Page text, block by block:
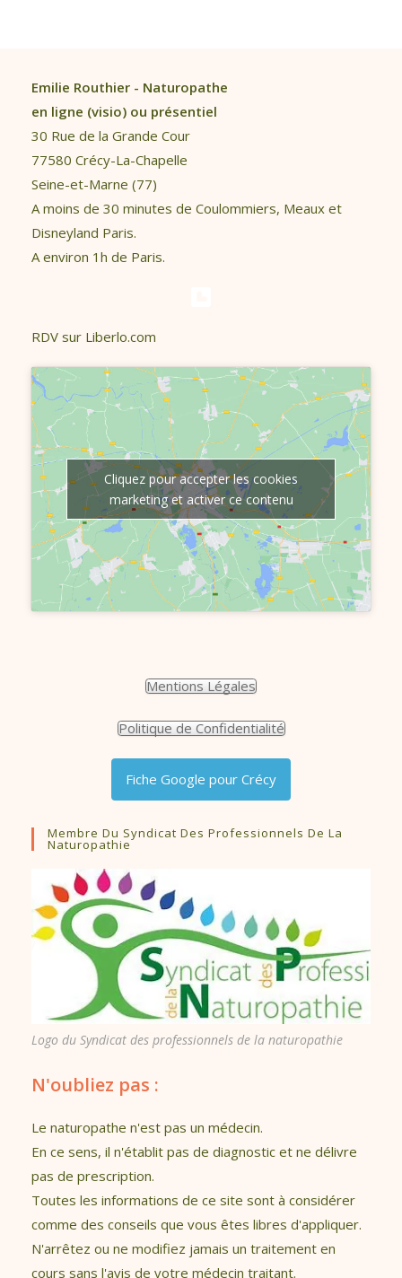
Emilie Routhier - Naturopathe
en ligne (visio) ou présentiel
30 Rue de la Grande Cour
77580 Crécy-La-Chapelle
Seine-et-Marne (77)
A moins de 30 minutes de Coulommiers, Meaux et
Disneyland Paris.
A environ 1h de Paris.
RDV sur Liberlo.com
Cliquez pour accepter les cookies
marketing et activer ce contenu
Mentions Légales
Politique de Confidentialité
Fiche Google pour Crécy
Membre Du Syndicat Des Professionnels De La
Naturopathie
Logo du Syndicat des professionnels de la naturopathie
N'oubliez pas :
Le naturopathe n'est pas un médecin.
En ce sens, il n'établit pas de diagnostic et ne délivre
pas de prescription.
Toutes les informations de ce site sont à considérer
comme des conseils que vous êtes libres d'appliquer.
N'arrêtez ou ne modifiez jamais un traitement en
cours sans l'avis de votre médecin traitant.